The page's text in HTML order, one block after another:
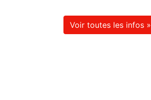
Voir toutes les infos »